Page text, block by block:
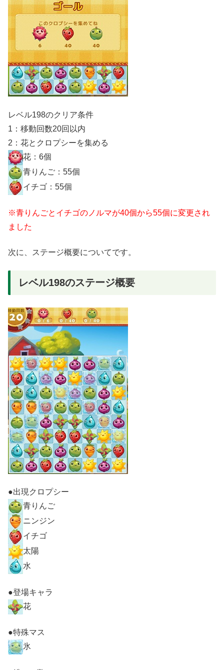
レベル198のクリア条件
1：移動回数20回以内
2：花とクロプシーを集める
花：6個
青りんご：55個
イチゴ：55個
※青りんごとイチゴのノルマが40個から55個に変更され
ました
次に、ステージ概要についてです。
レベル198のステージ概要
●出現クロプシー
青りんご
ニンジン
イチゴ
太陽
水
●登場キャラ
花
●特殊マス
氷